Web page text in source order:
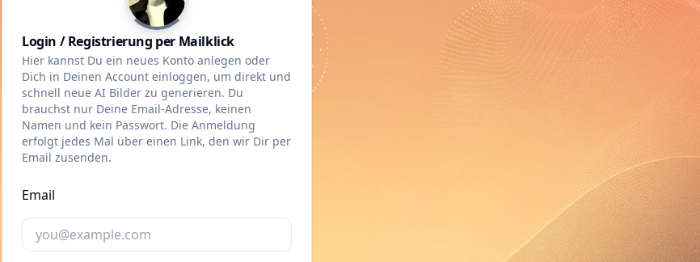
Login / Registrierung per Mailklick
Hier kannst Du ein neues Konto anlegen oder
Dich in Deinen Account einloggen, um direkt und
schnell neue AI Bilder zu generieren. Du
brauchst nur Deine Email-Adresse, keinen
Namen und kein Passwort. Die Anmeldung
erfolgt jedes Mal über einen Link, den wir Dir per
Email zusenden.
Email